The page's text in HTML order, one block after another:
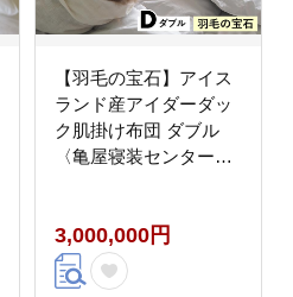
【羽毛の宝石】アイス
ランド産アイダーダッ
ク肌掛け布団 ダブル
〈亀屋寝装センター〉
生産 掛け布団 羽毛布団
ダウン 稀少 高級 羽
毛》
3,000,000円